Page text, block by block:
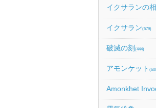
イクサランの
イクサラン(579)
破滅の刻 (444)
アモンケット
Amonkhet